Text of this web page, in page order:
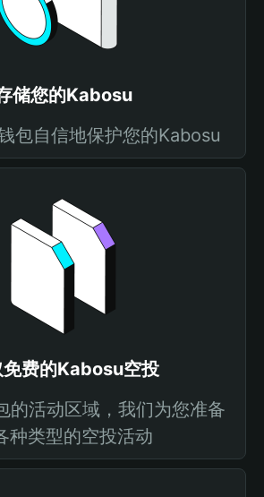
储您的Kabosu
包自信地保护您的Kabosu
免费的Kabosu空投
的活动区域，我们为您准备
种类型的空投活动